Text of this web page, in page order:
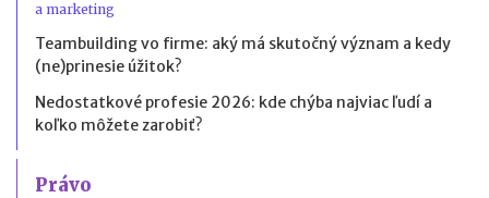
a marketing
Teambuilding vo firme: aký má skutočný význam a kedy
(ne)prinesie úžitok?
Nedostatkové profesie 2026: kde chýba najviac ľudí a
koľko môžete zarobiť?
Právo